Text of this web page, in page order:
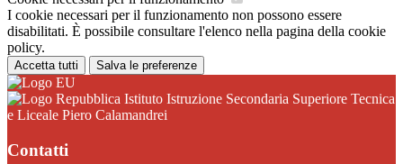
I cookie necessari per il funzionamento non possono essere
disabilitati. È possibile consultare l'elenco nella pagina della cookie
policy.
Accetta tutti Salva le preferenze
Istituto Istruzione Secondaria Superiore Tecnica
e Liceale Piero Calamandrei
Contatti